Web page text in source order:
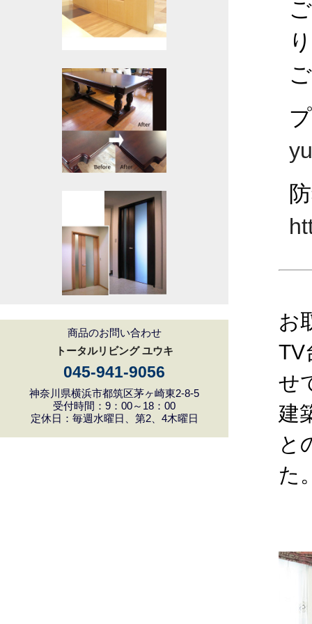
商品のお問い合わせ
トータルリビング ユウキ
045-941-9056
神奈川県横浜市都筑区茅ヶ崎東2-8-5
受付時間：9：00～18：00
定休日：毎週水曜日、第2、4木曜日
お
TV
せ
建
と
た